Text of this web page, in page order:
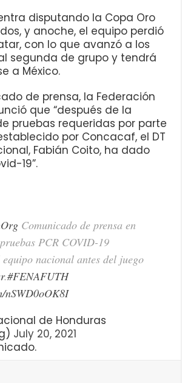
disputando la Copa Oro
y anoche, el equipo perdió
con lo que avanzó a los
segunda de grupo y tendrá
a México.
de prensa, la Federación
que “después de la
pruebas requeridas por parte
por Concacaf, el DT
Fabián Coito, ha dado
19”.
Comunicado de prensa en
PCR COVID-19
nacional antes del juego
.#FENAFUTH
nSWD0oOK8I
de Honduras
July 20, 2021